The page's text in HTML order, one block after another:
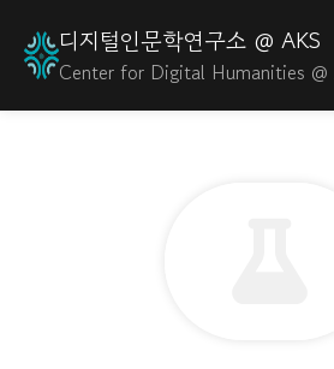
디지털인문학연구소 @ AKS
Center for Digital Humanities @